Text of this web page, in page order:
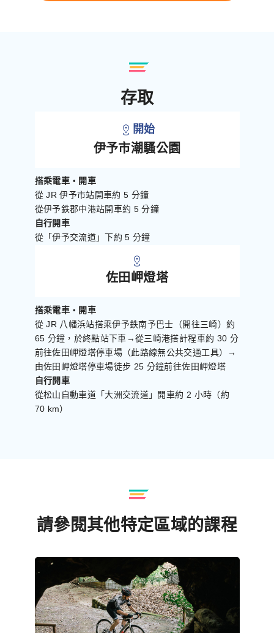
存取
開始
伊予市潮騷公園
搭乘電車・開車
從 JR 伊予市站開車約 5 分鐘
從伊予鉄郡中港站開車約 5 分鐘
自行開車
從「伊予交流道」下約 5 分鐘
佐田岬燈塔
搭乘電車・開車
從 JR 八幡浜站搭乘伊予鉄南予巴士（開往三崎）約
65 分鐘，於終點站下車→從三崎港搭計程車約 30 分
前往佐田岬燈塔停車場（此路線無公共交通工具）→
由佐田岬燈塔停車場徒步 25 分鐘前往佐田岬燈塔
自行開車
從松山自動車道「大洲交流道」開車約 2 小時（約
70 km）
請參閱其他特定區域的課程